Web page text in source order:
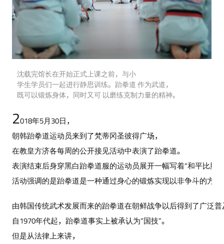
沈载完馆长在开始正式上课之前，与小
学生学员们一起进行静思训练。跆拳道 作为武道，
既可以锻炼身体，同时又可 以磨练克制力量的精神。
2018年5月30日，
朝韩跆拳道运动员来到了梵蒂冈圣彼得广场，
在教皇方济各每周的公开接见活动中表演了跆拳道。
表演结束后身穿黑白跆拳道服的运动员展开一幅写着“和平比胜
活动强调的是跆拳道是一种通过身心的锻炼实现以非争斗的方
由韩国传统武术发展而来的跆拳道在朝鲜战争以后得到了广泛
自1970年代起，跆拳道事实上被承认为“国技”。
但是从法律上来讲，